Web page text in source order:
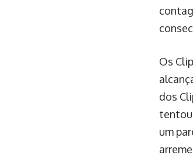
Os
dos
tentou
um